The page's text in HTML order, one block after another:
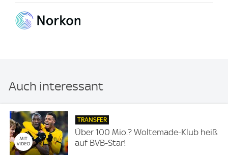
Auch interessant
TRANSFER
Über 100 Mio.? Woltemade-Klub heiß
auf BVB-Star!